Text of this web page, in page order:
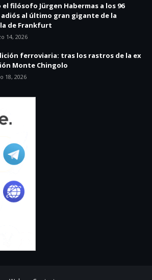
el filósofo Jürgen Habermas a los 96
adiós al último gran gigante de la
de Frankfurt
14, 2026
ferroviaria: tras los rastros de la ex
Monte Chingolo
18, 2026